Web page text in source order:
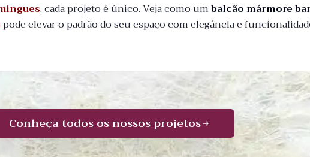
, cada projeto é único. Veja como umbalcão mármore
pode elevar o padrão do seu espaço com elegância e
Conheça todos os nossos projetos